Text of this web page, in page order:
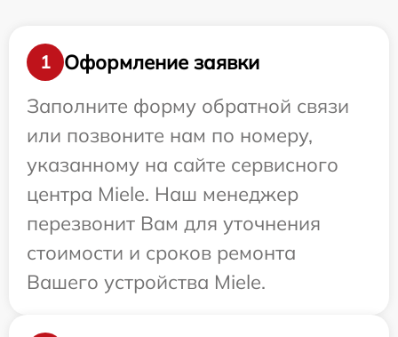
1
Оформление заявки
Заполните форму обратной связи
или позвоните нам по номеру,
указанному на сайте сервисного
центра Miele. Наш менеджер
перезвонит Вам для уточнения
стоимости и сроков ремонта
Вашего устройства Miele.